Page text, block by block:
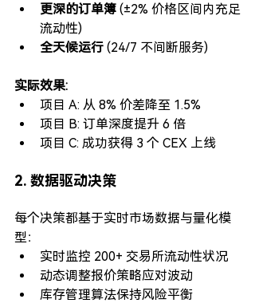
更深的订单簿 (±2% 价格区间内充足
流动性)
全天候运行 (24/7 不间断服务)
实际效果:
项目 A: 从 8% 价差降至 1.5%
项目 B: 订单深度提升 6 倍
项目 C: 成功获得 3 个 CEX 上线
2. 数据驱动决策
每个决策都基于实时市场数据与量化模
型：
实时监控 200+ 交易所流动性状况
动态调整报价策略应对波动
库存管理算法保持风险平衡